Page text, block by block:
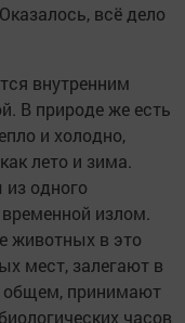
всё дело
внутренним
В природе же есть
и холодно,
лето и зима.
одного
излом.
животных в это
мест, залегают в
общем, принимают
часов